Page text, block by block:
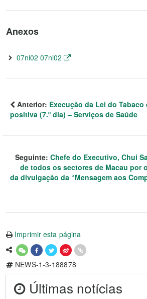
Anexos
07ni02 07ni02
Anterior: Execução da Lei do Tabaco
positiva (7.º dia) – Serviços de Saúde
Seguinte: Chefe do Executivo, Chui
de todos os sectores de Macau por
da divulgação da “Mensagem aos
Imprimir esta página
NEWS-1-3-188878
Últimas notícias